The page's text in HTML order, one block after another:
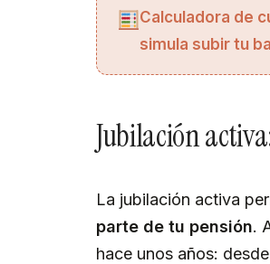
Calculadora de
simula subir tu
Jubilación
La jubilación activa
parte de tu pensión.
hace unos años: